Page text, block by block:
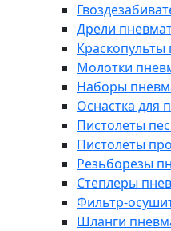
Дрели
Молотки
Наборы
Оснастка для
Пистолеты
Пистолеты
Резьборезы
Степлеры
Фильтр-
Шланги